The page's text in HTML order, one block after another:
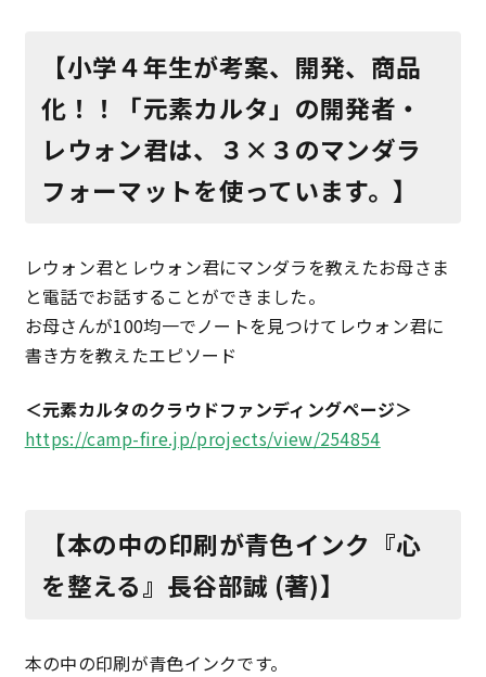
【小学４年生が考案、開発、商品
化！！「元素カルタ」の開発者・
レウォン君は、３×３のマンダラ
フォーマットを使っています。】
レウォン君とレウォン君にマンダラを教えたお母さま
と電話でお話することができました。
お母さんが100均一でノートを見つけてレウォン君に
書き方を教えたエピソード
＜元素カルタのクラウドファンディングページ＞
https://camp-fire.jp/projects/view/254854
【本の中の印刷が青色インク『心
を整える』長谷部誠 (著)】
本の中の印刷が青色インクです。